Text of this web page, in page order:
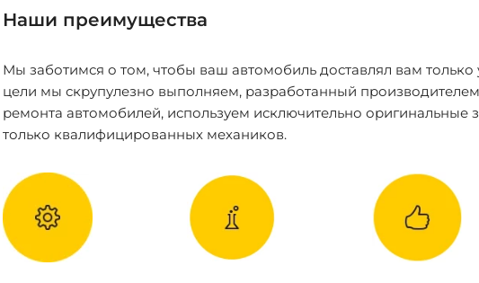
Наши преимущества
Мы заботимся о том, чтобы ваш автомобиль доставлял вам только
цели мы скрупулезно выполняем, разработанный
ремонта автомобилей, используем исключительно оригинальные
только квалифицированных механиков.